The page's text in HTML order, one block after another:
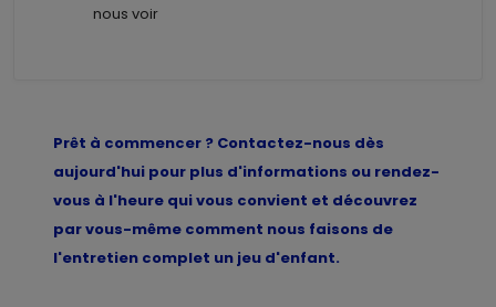
nous voir
Prêt à commencer ? Contactez-nous dès
aujourd'hui pour plus d'informations ou rendez-
vous à l'heure qui vous convient et découvrez
par vous-même comment nous faisons de
l'entretien complet un jeu d'enfant.